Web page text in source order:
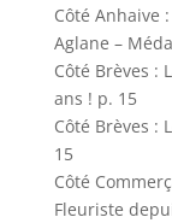
Côté Anhaive
Aglane –
Côté Brèves :
ans ! p. 15
Côté Brèves :
15
Côté
Fleuriste